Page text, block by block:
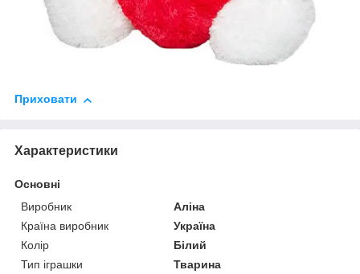
Приховати
Характеристики
Основні
Виробник
Аліна
Країна виробник
Україна
Колір
Білий
Тип іграшки
Тварина